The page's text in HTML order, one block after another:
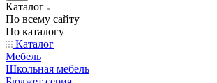
Каталог
По всему сайту
По каталогу
Каталог
Мебель
Школьная мебель